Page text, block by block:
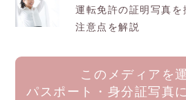
運転免許の証明写真
注意点を解説
このメディアを
パスポート・身分証写真